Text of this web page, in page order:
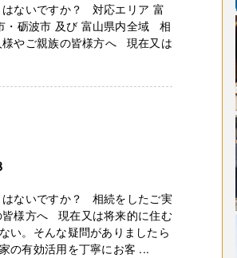
はないですか？ 対応エリア 富
・砺波市 及び 富山県内全域 相
やご親族の皆様方へ 現在又は
はないですか？ 相続をしたご実
皆様方へ 現在又は将来的に住む
い。そんな疑問がありましたら
の有効活用を丁寧にお客 ...